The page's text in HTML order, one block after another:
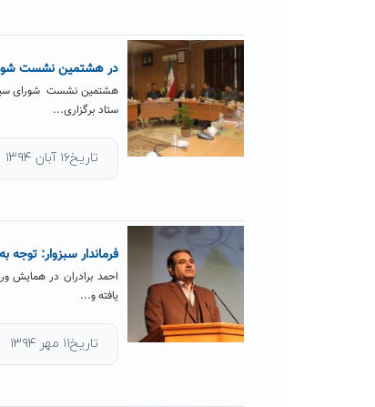
در هشتمین نشست
هشتمین نشست شورای
ستاد برگزاری...
تاریخ۱۶ آبان ۱۳۹۴
فرماندار سبزوار:
یافته و...
تاریخ۱۱ مهر ۱۳۹۴